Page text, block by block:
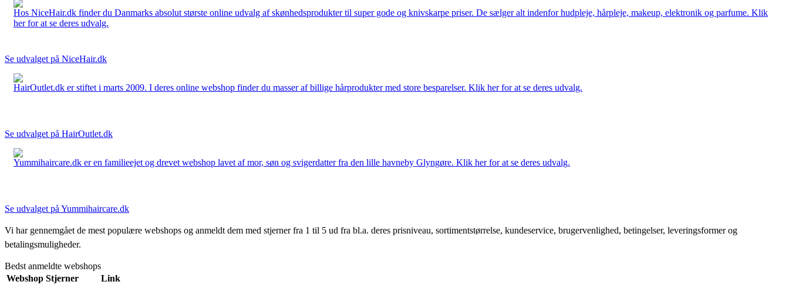
Hos NiceHair.dk finder du Danmarks absolut største online udvalg af skønhedsprodukter til super gode og knivskarpe priser. De sælger alt indenfor hudpleje, hårpleje, makeup, elektronik og parfume. Klik
her for at se deres udvalg.
Se udvalget på NiceHair.dk
HairOutlet.dk er stiftet i marts 2009. I deres online webshop finder du masser af billige hårprodukter med store besparelser. Klik her for at se deres udvalg.
Se udvalget på HairOutlet.dk
Yummihaircare.dk er en familieejet og drevet webshop lavet af mor, søn og svigerdatter fra den lille havneby Glyngøre. Klik her for at se deres udvalg.
Se udvalget på Yummihaircare.dk
Vi har gennemgået de mest populære webshops og anmeldt dem med stjerner fra 1 til 5 ud fra bl.a. deres prisniveau, sortimentstørrelse, kundeservice, brugervenlighed, betingelser, leveringsformer og
betalingsmuligheder.
Bedst anmeldte webshops
Webshop Stjerner
Link